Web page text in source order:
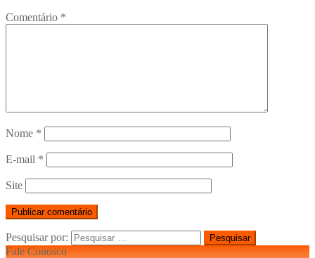
Comentário *
Nome *
E-mail *
Site
Pesquisar por:
Fale Conosco